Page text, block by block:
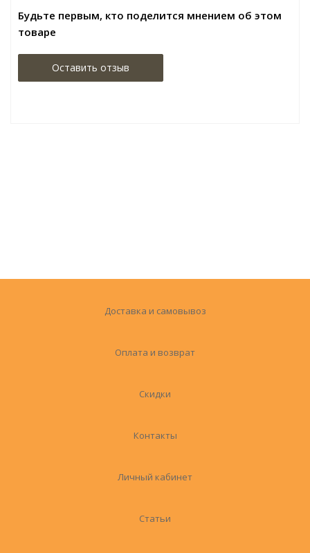
Будьте первым, кто поделится мнением об этом
товаре
Оставить отзыв
Доставка и самовывоз
Оплата и возврат
Скидки
Контакты
Личный кабинет
Статьи